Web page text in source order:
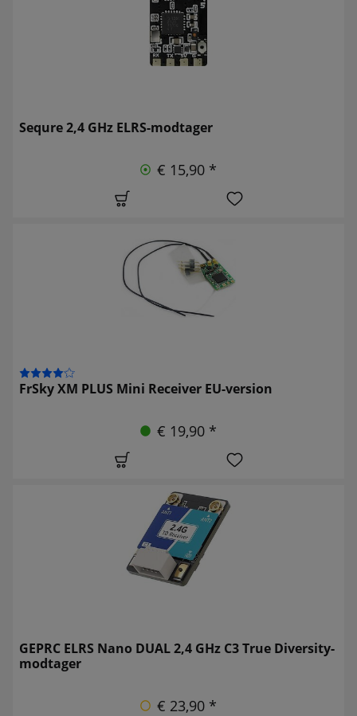
Sequre 2,4 GHz ELRS-modtager
€ 15,90 *
FrSky XM PLUS Mini Receiver EU-version
€ 19,90 *
GEPRC ELRS Nano DUAL 2,4 GHz C3 True Diversity-
modtager
€ 23,90 *